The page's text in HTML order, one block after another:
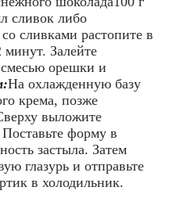
сливок либо
сливками растопите в
Залейте
орешки и
На охлажденную базу
крема, позже
выложите
форму в
застыла. Затем
глазурь и отправьте
в холодильник.